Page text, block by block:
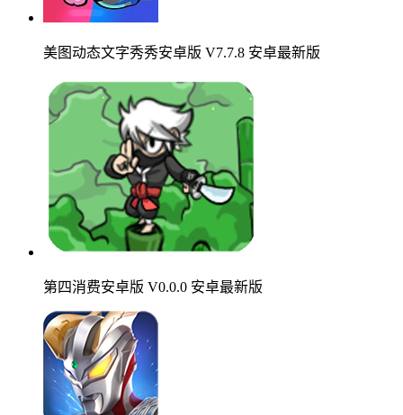
美图动态文字秀秀安卓版 V7.7.8 安卓最新版
第四消费安卓版 V0.0.0 安卓最新版